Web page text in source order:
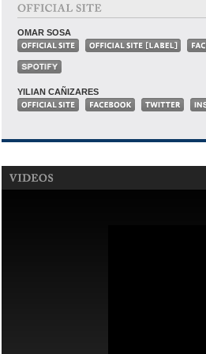
OMAR SOSA
YILIAN CAÑIZARES